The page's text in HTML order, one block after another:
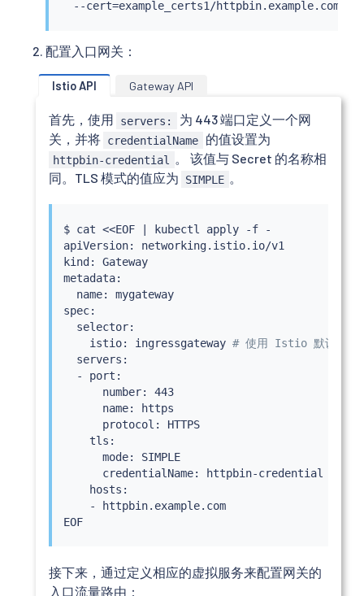
  --cert
=
配置入口网关：
Istio API Gateway API
首先，使用 servers:
为 443 端口定义一个网
关，并将 credentialName 的值设置为
httpbin-credential
。 该值与 Secret 的名称相
同。TLS 模式的值应为
SIMPLE 。
$ cat <<EOF kubectl
apply -f -
apiVersion: networking.istio.io/v1
kind: Gateway
metadata:
  name: mygateway
spec:
  selector:
    istio: ingressgateway
# 使用 Istio 默认入口
  servers:
  - port:
      number: 443
      name: https
      protocol: HTTPS
    tls:
      mode: SIMPLE
      credentialName: httpbin-credential
    hosts:
    - httpbin.example.com
EOF
接下来，通过定义相应的虚拟服务来配置网关的
入口流量路由：